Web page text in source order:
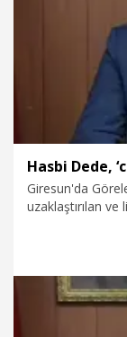
Giresun'da
uzaklaştırılan